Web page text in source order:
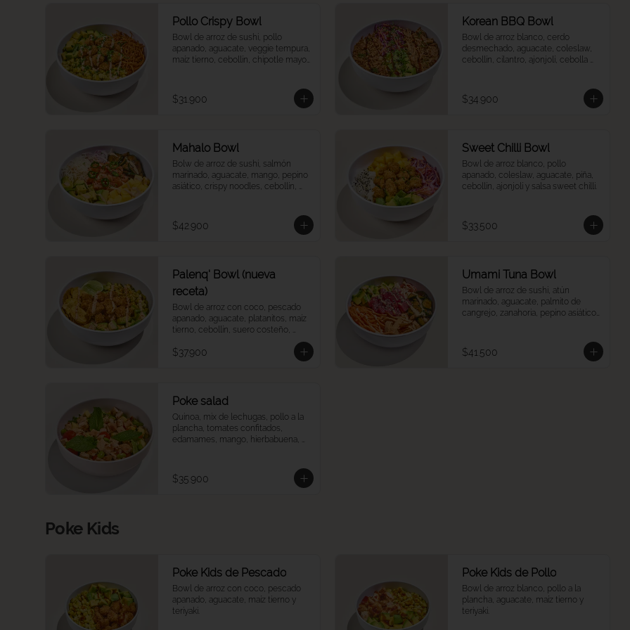
Pollo Crispy Bowl
Bowl de arroz de sushi, pollo
apanado, aguacate, veggie tempura,
maíz tierno, cebollín, chipotle mayo
$31.900
Korean BBQ Bowl
Bowl de arroz blanco, cerdo
desmechado, aguacate, coleslaw,
cebollín, cilantro, ajonjolí, cebolla
$34.900
Mahalo Bowl
Bolw de arroz de sushi, salmón
marinado, aguacate, mango, pepino
asiático, crispy noodles, cebollín,
$42.900
Sweet Chilli Bowl
Bowl de arroz blanco, pollo
apanado, coleslaw, aguacate, piña,
cebollín, ajonjolí y salsa sweet chilli.
$33.500
Palenq' Bowl (nueva
receta)
Bowl de arroz con coco, pescado
apanado, aguacate, platanitos, maíz
tierno, cebollín, suero costeño,
$37.900
Umami Tuna Bowl
Bowl de arroz de sushi, atún
marinado, aguacate, palmito de
cangrejo, zanahoria, pepino asiático,
$41.500
Poke salad
Quinoa, mix de lechugas, pollo a la
plancha, tomates confitados,
edamames, mango, hierbabuena,
$35.900
Poke Kids
Poke Kids de Pescado
Bowl de arroz con coco, pescado
apanado, aguacate, maíz tierno y
teriyaki.
Poke Kids de Pollo
Bowl de arroz blanco, pollo a la
plancha, aguacate, maíz tierno y
teriyaki.